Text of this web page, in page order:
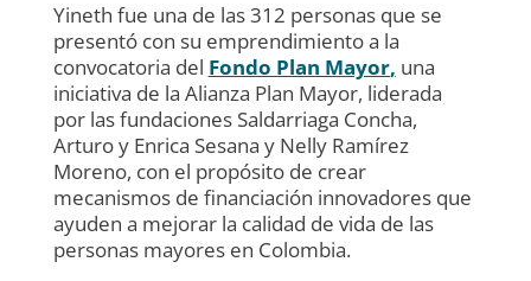
Yineth fue una de las 312 personas que se
presentó con su emprendimiento a la
convocatoria del Fondo Plan Mayor, una
iniciativa de la Alianza Plan Mayor, liderada
por las fundaciones Saldarriaga Concha,
Arturo y Enrica Sesana y Nelly Ramírez
Moreno, con el propósito de crear
mecanismos de financiación innovadores que
ayuden a mejorar la calidad de vida de las
personas mayores en Colombia.